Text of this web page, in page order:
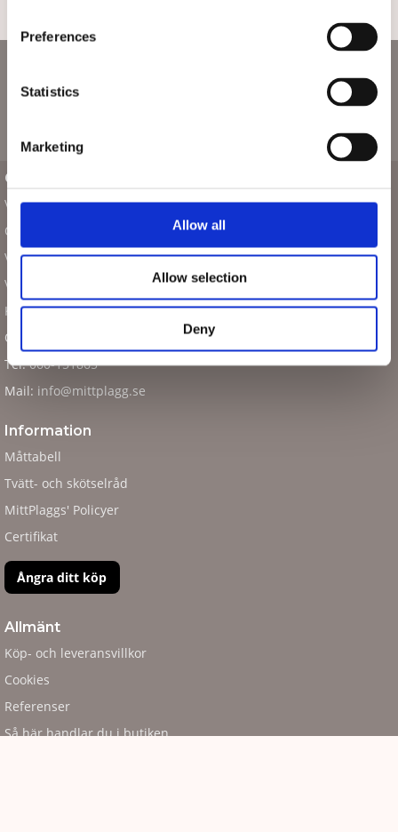
Preferences
Statistics
Marketing
Allow all
Allow selection
Deny
Om Mitt plagg
Vår ide
Om butiken
Vår fabrik i Bosnien
Vi som arbetar här
Kontakta oss
Org.Nr: 556593-3669
Tel:060-151865
Mail: info@mittplagg.se
Information
Måttabell
Tvätt- och skötselråd
MittPlaggs' Policyer
Certifikat
Ångra ditt köp
Allmänt
Köp- och leveransvillkor
Cookies
Referenser
Så här handlar du i butiken